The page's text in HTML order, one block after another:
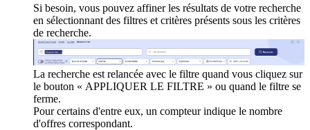
Si besoin, vous pouvez affiner les résultats de votre recherche
en sélectionnant des filtres et critères présents sous les critères
de recherche.
La recherche est relancée avec le filtre quand vous cliquez sur
le bouton « APPLIQUER LE FILTRE » ou quand le filtre se
ferme.
Pour certains d'entre eux, un compteur indique le nombre
d'offres correspondant.